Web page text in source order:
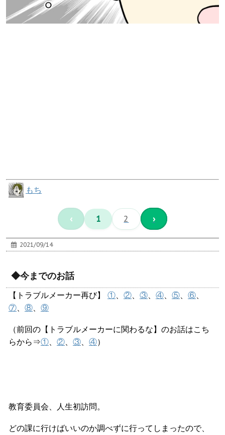
もち
‹ 1 2 ›
2021/09/14
◆今までのお話
【トラブルメーカー再び】 ①、 ②、 ③、 ④、 ⑤、 ⑥、
⑦、 ⑧、 ⑨
（前回の【トラブルメーカーに関わるな】のお話はこち
らから⇒①、 ②、 ③、 ④）
教育委員会、人生初訪問。
どの課に行けばいいのか調べずに行ってしまったので、